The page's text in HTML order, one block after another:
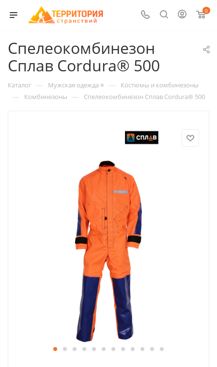
0
Спелеокомбинезон
Сплав Cordura® 500
Каталог — Мужская одежда ≡ — Костюмы и комбинезоны
— Комбинезоны — Спелеокомбинезон Сплав Cordura® 500